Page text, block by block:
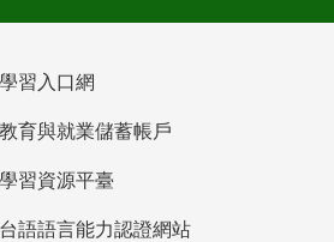
習入口網
育與就業儲蓄帳戶
習資源平臺
語語言能力認證網站